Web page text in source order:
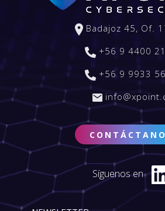
+56 9 4400
Badajoz 45, Of.
+56 9 9933
Síguenos en